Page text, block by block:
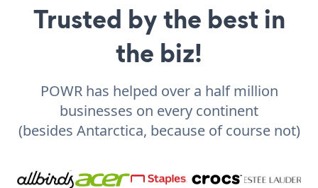
Trusted by the best in
the biz!
POWR has helped over a half million
businesses on every continent
(besides Antarctica, because of course not)